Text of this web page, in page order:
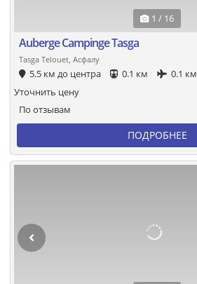
1 / 16
Auberge Campinge Tasga
Tasga Telouet, Асфалу
5.5 км до центра 0.1 км 0.1 км
По отзывам
Уточнить цену
ПОДРОБНЕЕ